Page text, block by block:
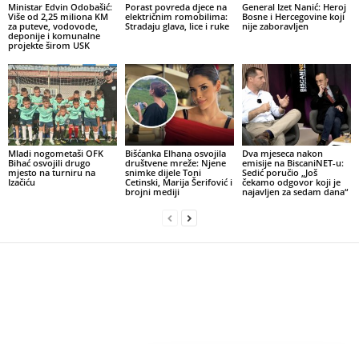
Ministar Edvin Odobašić:
Više od 2,25 miliona KM
za puteve, vodovode,
deponije i komunalne
projekte širom USK
Porast povreda djece na
električnim romobilima:
Stradaju glava, lice i ruke
General Izet Nanić: Heroj
Bosne i Hercegovine koji
nije zaboravljen
Mladi nogometaši OFK
Bihać osvojili drugo
mjesto na turniru na
Izačiću
Bišćanka Elhana osvojila
društvene mreže: Njene
snimke dijele Toni
Cetinski, Marija Šerifović i
brojni mediji
Dva mjeseca nakon
emisije na BiscaniNET-u:
Sedić poručio „Još
čekamo odgovor koji je
najavljen za sedam dana“